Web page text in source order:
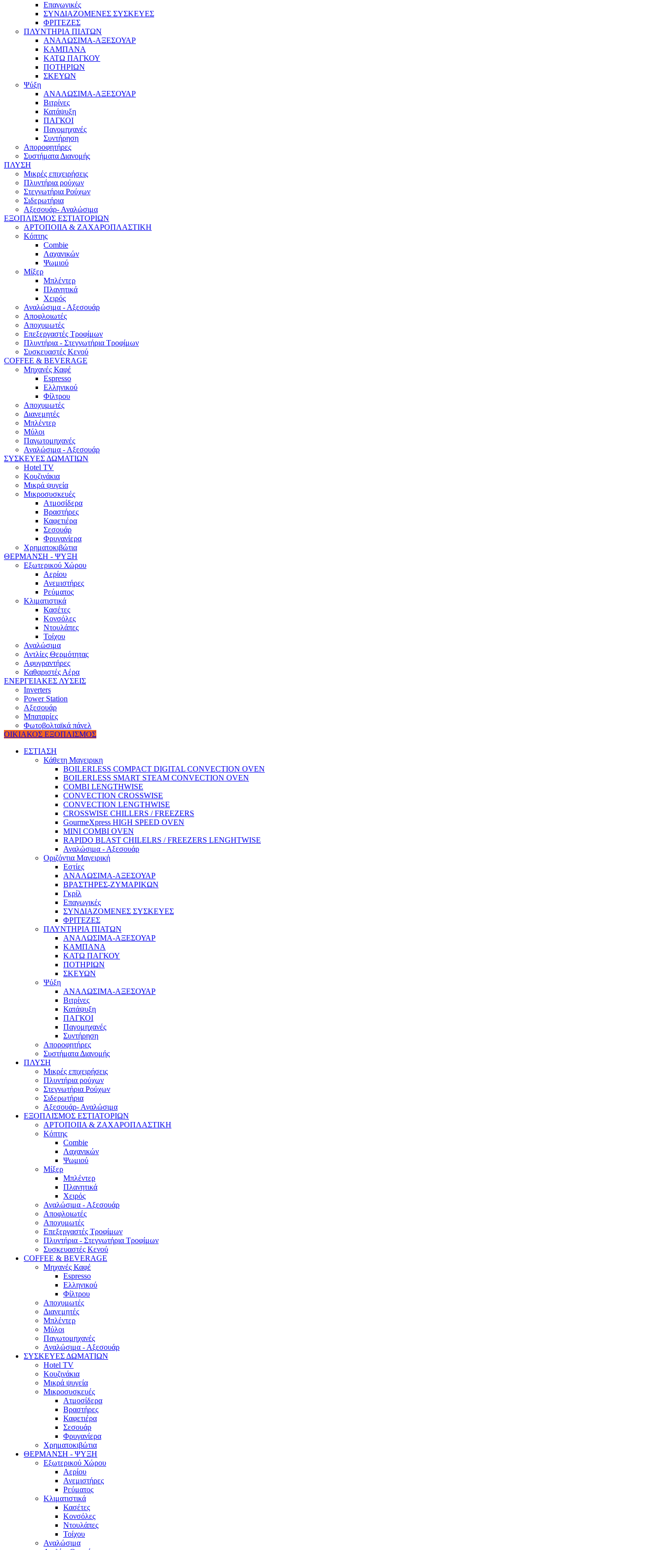
Επαγωγικές
ΣΥΝΔΙΑΖΟΜΕΝΕΣ ΣΥΣΚΕΥΕΣ
ΦΡΙΤΕΖΕΣ
ΠΛΥΝΤΗΡΙΑ ΠΙΑΤΩΝ
ΑΝΑΛΩΣΙΜΑ-ΑΞΕΣΟΥΑΡ
ΚΑΜΠΑΝΑ
ΚΑΤΩ ΠΑΓΚΟΥ
ΠΟΤΗΡΙΩΝ
ΣΚΕΥΩΝ
Ψύξη
ΑΝΑΛΩΣΙΜΑ-ΑΞΕΣΟΥΑΡ
Βιτρίνες
Κατάψυξη
ΠΑΓΚΟΙ
Παγομηχανές
Συντήρηση
Αποροφητήρες
Συστήματα Διανομής
ΠΛΥΣΗ
Μικρές επιχειρήσεις
Πλυντήρια ρούχων
Στεγνωτήρια Ρούχων
Σιδερωτήρια
Αξεσουάρ- Αναλώσιμα
ΕΞΟΠΛΙΣΜΟΣ ΕΣΤΙΑΤΟΡΙΩΝ
ΑΡΤΟΠΟΙΙΑ & ΖΑΧΑΡΟΠΛΑΣΤΙΚΗ
Κόπτης
Combie
Λαχανικών
Ψωμιού
Μίξερ
Μπλέντερ
Πλανητικά
Χειρός
Αναλώσιμα - Αξεσουάρ
Αποφλοιωτές
Αποχυμωτές
Επεξεργαστές Τροφίμων
Πλυντήρια - Στεγνωτήρια Τροφίμων
Συσκευαστές Κενού
COFFEE & BEVERAGE
Μηχανές Καφέ
Espresso
Ελληνικού
Φίλτρου
Αποχυμωτές
Διανεμητές
Μπλέντερ
Μύλοι
Παγωτομηχανές
Αναλώσιμα - Αξεσουάρ
ΣΥΣΚΕΥΕΣ ΔΩΜΑΤΙΩΝ
Hotel TV
Κουζινάκια
Μικρά ψυγεία
Μικροσυσκευές
Ατμοσίδερα
Βραστήρες
Καφετιέρα
Σεσουάρ
Φρυγανίερα
Χρηματοκιβώτια
ΘΕΡΜΑΝΣΗ - ΨΥΞΗ
Εξωτερικού Χώρου
Αερίου
Ανεμιστήρες
Ρεύματος
Κλιματιστικά
Κασέτες
Κονσόλες
Ντουλάπες
Τοίχου
Αναλώσιμα
Αντλίες Θερμότητας
Αφυγραντήρες
Καθαριστές Αέρα
ΕΝΕΡΓΕΙΑΚΕΣ ΛΥΣΕΙΣ
Inverters
Power Station
Αξεσουάρ
Μπαταρίες
Φωτοβολταϊκά πάνελ
ΟΙΚΙΑΚΟΣ ΕΞΟΠΛΙΣΜΟΣ
ΕΣΤΙΑΣΗ
Κάθετη Μαγειρικη
BOILERLESS COMPACT DIGITAL CONVECTION OVEN
BOILERLESS SMART STEAM CONVECTION OVEN
COMBI LENGTHWISE
CONVECTION CROSSWISE
CONVECTION LENGTHWISE
CROSSWISE CHILLERS / FREEZERS
GourmeXpress HIGH SPEED OVEN
MINI COMBI OVEN
RAPIDO BLAST CHILELRS / FREEZERS LENGHTWISE
Αναλώσιμα - Αξεσουάρ
Οριζόντια Μαγειρική
Εστίες
ΑΝΑΛΩΣΙΜΑ-ΑΞΕΣΟΥΑΡ
ΒΡΑΣΤΗΡΕΣ-ΖΥΜΑΡΙΚΩΝ
Γκρίλ
Επαγωγικές
ΣΥΝΔΙΑΖΟΜΕΝΕΣ ΣΥΣΚΕΥΕΣ
ΦΡΙΤΕΖΕΣ
ΠΛΥΝΤΗΡΙΑ ΠΙΑΤΩΝ
ΑΝΑΛΩΣΙΜΑ-ΑΞΕΣΟΥΑΡ
ΚΑΜΠΑΝΑ
ΚΑΤΩ ΠΑΓΚΟΥ
ΠΟΤΗΡΙΩΝ
ΣΚΕΥΩΝ
Ψύξη
ΑΝΑΛΩΣΙΜΑ-ΑΞΕΣΟΥΑΡ
Βιτρίνες
Κατάψυξη
ΠΑΓΚΟΙ
Παγομηχανές
Συντήρηση
Αποροφητήρες
Συστήματα Διανομής
ΠΛΥΣΗ
Μικρές επιχειρήσεις
Πλυντήρια ρούχων
Στεγνωτήρια Ρούχων
Σιδερωτήρια
Αξεσουάρ- Αναλώσιμα
ΕΞΟΠΛΙΣΜΟΣ ΕΣΤΙΑΤΟΡΙΩΝ
ΑΡΤΟΠΟΙΙΑ & ΖΑΧΑΡΟΠΛΑΣΤΙΚΗ
Κόπτης
Combie
Λαχανικών
Ψωμιού
Μίξερ
Μπλέντερ
Πλανητικά
Χειρός
Αναλώσιμα - Αξεσουάρ
Αποφλοιωτές
Αποχυμωτές
Επεξεργαστές Τροφίμων
Πλυντήρια - Στεγνωτήρια Τροφίμων
Συσκευαστές Κενού
COFFEE & BEVERAGE
Μηχανές Καφέ
Espresso
Ελληνικού
Φίλτρου
Αποχυμωτές
Διανεμητές
Μπλέντερ
Μύλοι
Παγωτομηχανές
Αναλώσιμα - Αξεσουάρ
ΣΥΣΚΕΥΕΣ ΔΩΜΑΤΙΩΝ
Hotel TV
Κουζινάκια
Μικρά ψυγεία
Μικροσυσκευές
Ατμοσίδερα
Βραστήρες
Καφετιέρα
Σεσουάρ
Φρυγανίερα
Χρηματοκιβώτια
ΘΕΡΜΑΝΣΗ - ΨΥΞΗ
Εξωτερικού Χώρου
Αερίου
Ανεμιστήρες
Ρεύματος
Κλιματιστικά
Κασέτες
Κονσόλες
Ντουλάπες
Τοίχου
Αναλώσιμα